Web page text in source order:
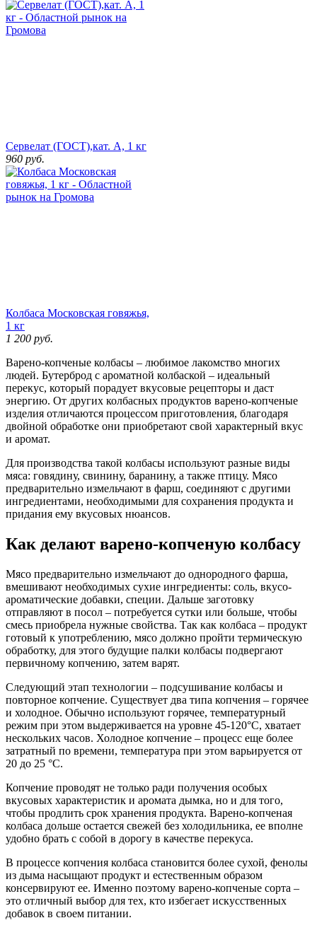
Сервелат (ГОСТ),кат. А, 1 кг
960 руб.
Колбаса Московская говяжья,
1 кг
1 200 руб.
Варено-копченые колбасы – любимое лакомство многих
людей. Бутерброд с ароматной колбаской – идеальный
перекус, который порадует вкусовые рецепторы и даст
энергию. От других колбасных продуктов варено-копченые
изделия отличаются процессом приготовления, благодаря
двойной обработке они приобретают свой характерный вкус
и аромат.
Для производства такой колбасы используют разные виды
мяса: говядину, свинину, баранину, а также птицу. Мясо
предварительно измельчают в фарш, соединяют с другими
ингредиентами, необходимыми для сохранения продукта и
придания ему вкусовых нюансов.
Как делают варено-копченую колбасу
Мясо предварительно измельчают до однородного фарша,
вмешивают необходимых сухие ингредиенты: соль, вкусо-
ароматические добавки, специи. Дальше заготовку
отправляют в посол – потребуется сутки или больше, чтобы
смесь приобрела нужные свойства. Так как колбаса – продукт
готовый к употреблению, мясо должно пройти термическую
обработку, для этого будущие палки колбасы подвергают
первичному копчению, затем варят.
Следующий этап технологии – подсушивание колбасы и
повторное копчение. Существует два типа копчения – горячее
и холодное. Обычно используют горячее, температурный
режим при этом выдерживается на уровне 45-120°C, хватает
нескольких часов. Холодное копчение – процесс еще более
затратный по времени, температура при этом варьируется от
20 до 25 °C.
Копчение проводят не только ради получения особых
вкусовых характеристик и аромата дымка, но и для того,
чтобы продлить срок хранения продукта. Варено-копченая
колбаса дольше остается свежей без холодильника, ее вполне
удобно брать с собой в дорогу в качестве перекуса.
В процессе копчения колбаса становится более сухой, фенолы
из дыма насыщают продукт и естественным образом
консервируют ее. Именно поэтому варено-копченые сорта –
это отличный выбор для тех, кто избегает искусственных
добавок в своем питании.